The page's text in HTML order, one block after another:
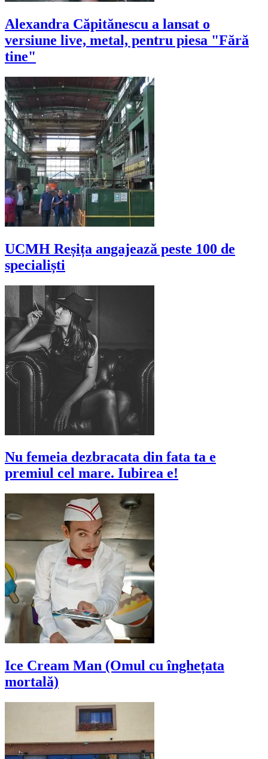
Alexandra Căpitănescu a lansat o
versiune live, metal, pentru piesa "Fără
tine"
UCMH Reșița angajează peste 100 de
specialiști
Nu femeia dezbracata din fata ta e
premiul cel mare. Iubirea e!
Ice Cream Man (Omul cu înghețata
mortală)